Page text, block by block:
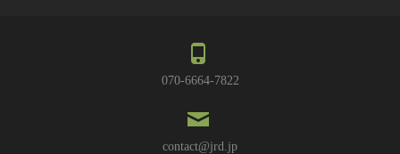
070-6664-7822
contact@jrd.jp